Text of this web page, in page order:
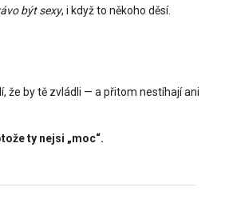
být sexy, i když to někoho děsí.
že by tě zvládli — a přitom nestíhají ani
ty nejsi „moc“.